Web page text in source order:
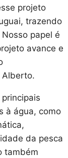
projeto
trazendo
papel é
avance e
Alberto.
à água, como
da pesca
também